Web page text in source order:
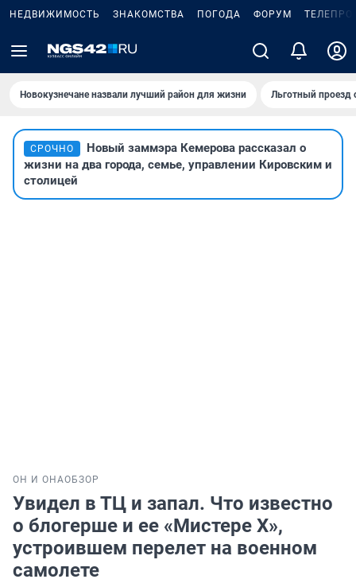
НЕДВИЖИМОСТЬ ЗНАКОМСТВА ПОГОДА ФОРУМ
Новокузнечане назвали лучший район для жизни Льготный проезд
СРОЧНО
Новый заммэра Кемерова рассказал о
жизни на два города, семье, управлении Кировским и
столицей
ОН И ОНАОБЗОР
Увидел в ТЦ и запал. Что известно
о блогерше и ее «Мистере Х»,
устроившем перелет на военном
самолете